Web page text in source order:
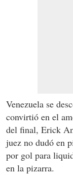
Venezuela se
convirtió en el
del final, Erick
juez no dudó en
por gol para
en la pizarra.